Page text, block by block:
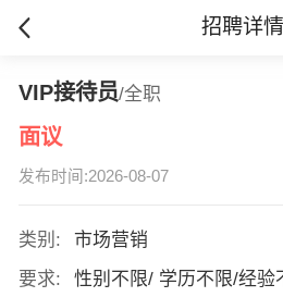
招聘详情
VIP接待员/全职
面议
发布时间:2026-08-07
类别:
市场营销
要求:
性别不限/ 学历不限/经验